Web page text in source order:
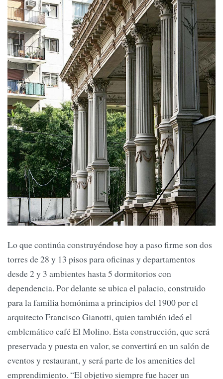
Lo que continúa construyéndose hoy a paso firme son dos
torres de 28 y 13 pisos para oficinas y departamentos
desde 2 y 3 ambientes hasta 5 dormitorios con
dependencia. Por delante se ubica el palacio, construido
para la familia homónima a principios del 1900 por el
arquitecto Francisco Gianotti, quien también ideó el
emblemático café El Molino. Esta construcción, que será
preservada y puesta en valor, se convertirá en un salón de
eventos y restaurant, y será parte de los amenities del
emprendimiento. “El objetivo siempre fue hacer un